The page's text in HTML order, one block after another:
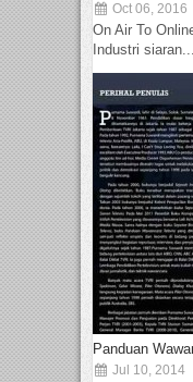
Oct 06, 2016
On Air To
Industri siaran...
Panduan
Jul 10, 2014